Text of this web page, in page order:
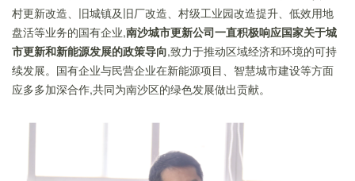
村更新改造、旧城镇及旧厂改造、村级工业园改造提升、低效用地
盘活等业务的国有企业,南沙城市更新公司一直积极响应国家关于城
市更新和新能源发展的政策导向,致力于推动区域经济和环境的可持
续发展。国有企业与民营企业在新能源项目、智慧城市建设等方面
应多多加深合作,共同为南沙区的绿色发展做出贡献。